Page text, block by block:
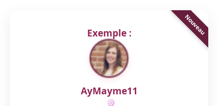
Exemple :
AyMayme11